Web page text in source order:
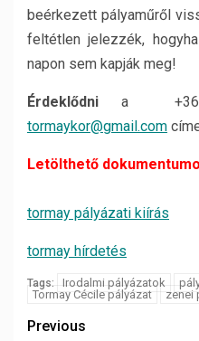
beérkezett pályaműről
feltétlen jelezzék,
napon sem kapják meg!
Érdeklődnia
tormaykor@gmail.com
Letölthető
tormay pályázati kiírás
tormay hírdetés
Tags: Irodalmi pályázatok
Tormay Cécile pályázat
zenei
Previous